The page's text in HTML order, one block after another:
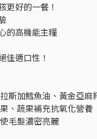
更好的一餐！
的高機能主糧
佳適口性！
斯加鱈魚油、黃金亞麻
、蔬果補充抗氧化營養
毛髮濃密亮麗